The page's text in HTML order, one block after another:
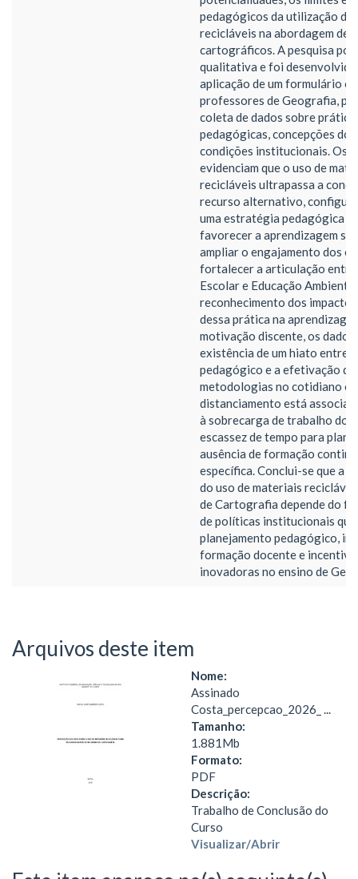
pedagógicos da utilização de
recicláveis na abordagem de
cartográficos. A pesquisa
qualitativa e foi
aplicação de um formulário
professores de Geografia,
coleta de dados sobre
pedagógicas, concepções
condições institucionais. Os
evidenciam que o uso de
recicláveis ultrapassa a
recurso alternativo,
uma estratégia pedagógica
favorecer a aprendizagem
ampliar o engajamento dos
fortalecer a articulação
Escolar e Educação
reconhecimento dos
dessa prática na
motivação discente, os dados
existência de um hiato entre
pedagógico e a efetivação
metodologias no cotidiano
distanciamento está
à sobrecarga de trabalho
escassez de tempo para
ausência de formação
específica. Conclui-se que a
do uso de materiais
de Cartografia depende do
de políticas institucionais
planejamento pedagógico,
formação docente e
inovadoras no ensino de
Arquivos deste item
Nome:
Assinado
Costa_percepcao_2026_ ...
Tamanho:
1.881Mb
Formato:
PDF
Descrição:
Trabalho de Conclusão do
Curso
Visualizar/Abrir